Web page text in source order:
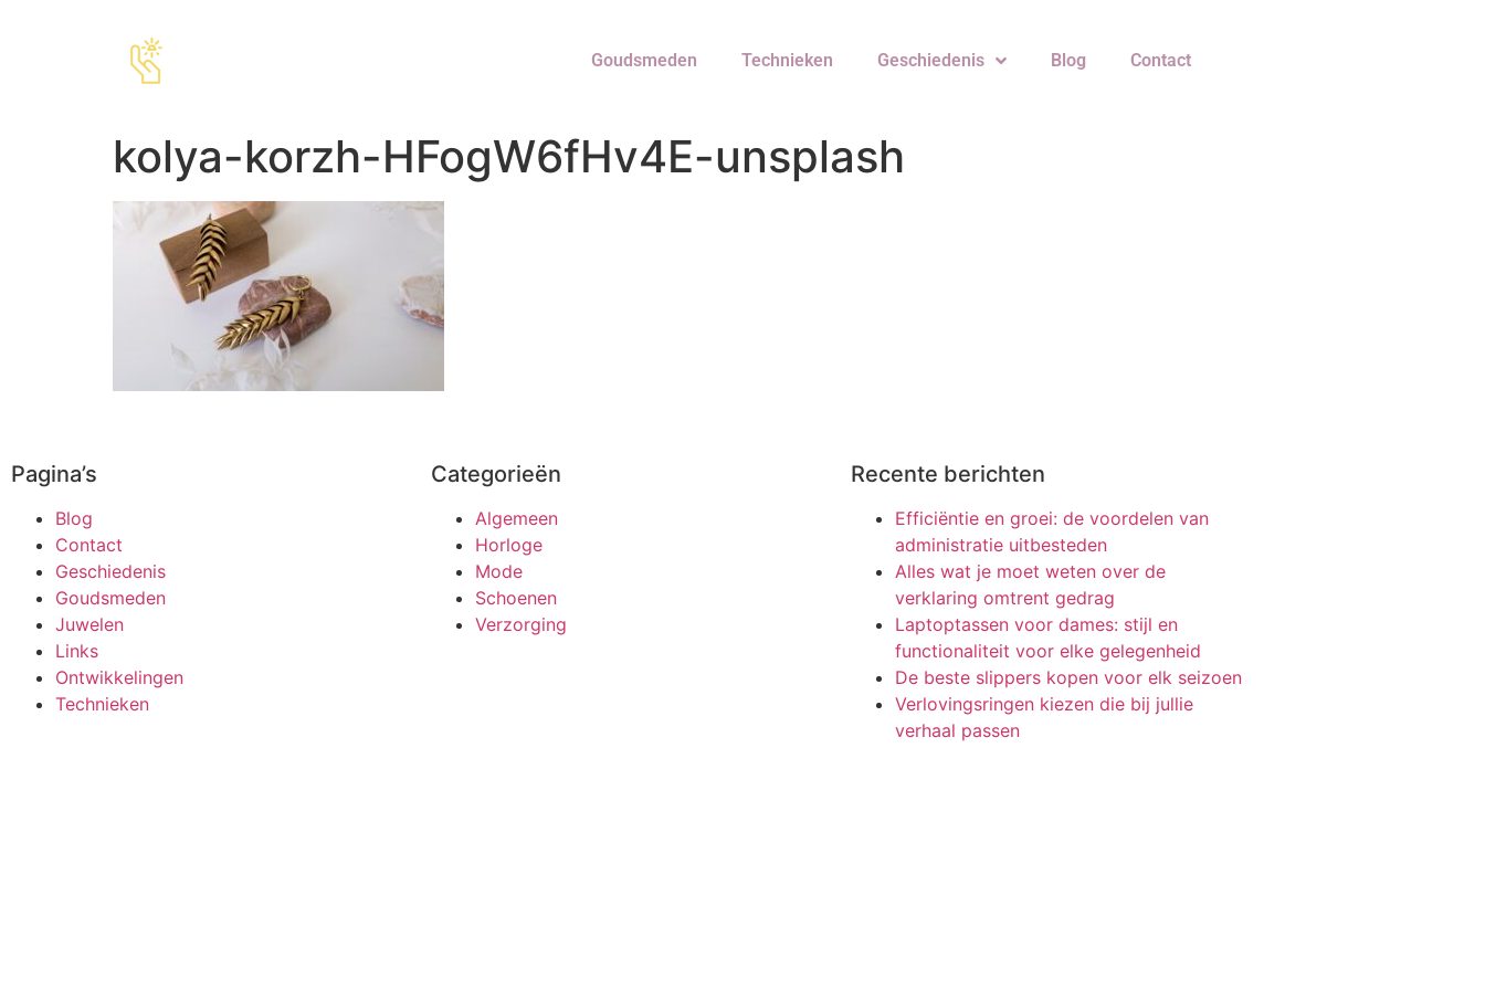
Goudsmeden Technieken Geschiedenis Blog Contact
kolya-korzh-HFogW6fHv4E-unsplash
Pagina’s
Blog
Contact
Geschiedenis
Goudsmeden
Juwelen
Links
Ontwikkelingen
Technieken
Categorieën
Algemeen
Horloge
Mode
Schoenen
Verzorging
Recente berichten
Efficiëntie en groei: de voordelen van
administratie uitbesteden
Alles wat je moet weten over de
verklaring omtrent gedrag
Laptoptassen voor dames: stijl en
functionaliteit voor elke gelegenheid
De beste slippers kopen voor elk seizoen
Verlovingsringen kiezen die bij jullie
verhaal passen